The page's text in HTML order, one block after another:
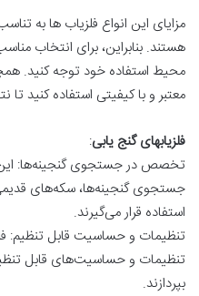
مزایای این انواع فلزیاب‌ ها به
هستند. بنابراین، برای انتخاب
محیط استفاده خود توجه کنید.
معتبر و با کیفیتی استفاده کنید تا
فلزیابهای گنج‌ یابی:
تخصص در جستجوی گنجینه‌ها: این
جستجوی گنجینه‌ها، سکه‌های
استفاده قرار می‌گیرند.
تنظیمات و حساسیت قابل تنظیم:
تنظیمات و حساسیت‌های قابل
بپردازند.